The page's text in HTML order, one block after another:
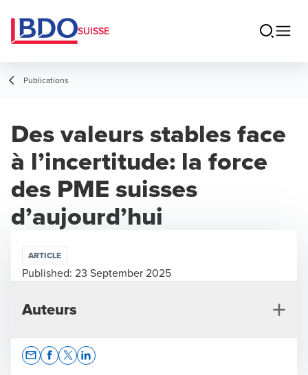
SUISSE
Publications
Des valeurs stables face
à l’incertitude: la force
des PME suisses
d’aujourd’hui
ARTICLE
Published: 23 September 2025
Auteurs